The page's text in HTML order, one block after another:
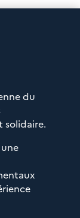
du
solidaire.